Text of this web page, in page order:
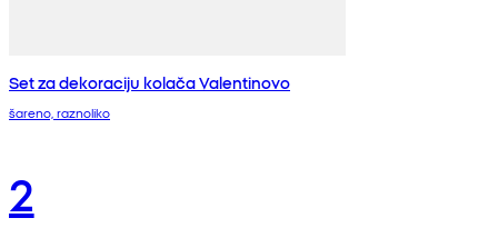
Set za dekoraciju kolača Valentinovo
šareno, raznoliko
2